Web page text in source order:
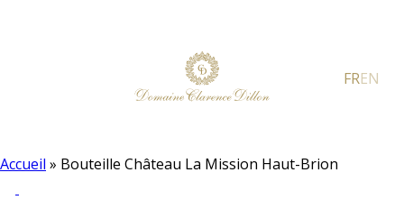
FREN
Accueil » Bouteille Château La Mission Haut-Brion